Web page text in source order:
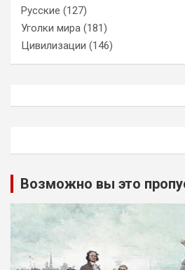
Русские (127)
Уголки мира (181)
Цивилизации (146)
Возможно вы это